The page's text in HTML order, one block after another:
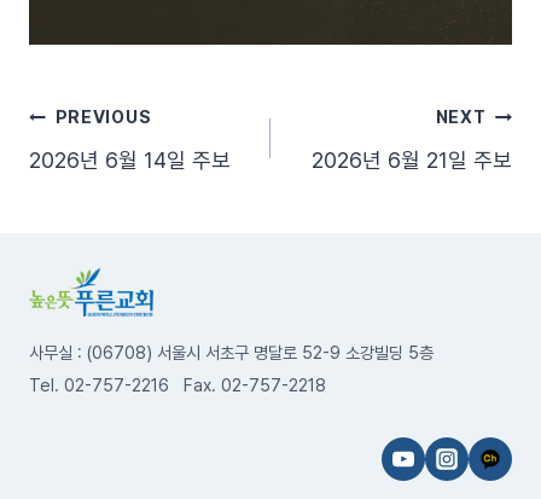
글PREVIOUS
2026년 6월 14일 주보
NEXT
2026년 6월 21일 주보
사무실 : (06708) 서울시 서초구 명달로 52-9 소강빌딩 5층
Tel. 02-757-2216 Fax. 02-757-2218